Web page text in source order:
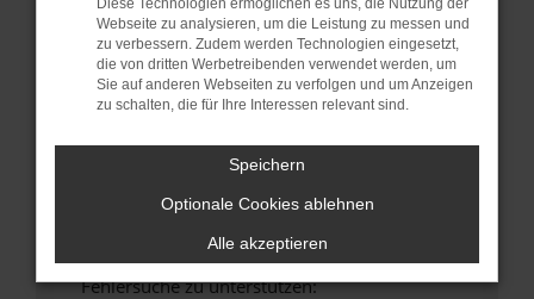
sind.
Veraltete Software birgt nicht nur ein
Sicherheitsrisiko, sondern kann auch dazu
führen, dass bestimmte Funktionen nicht mehr
unterstützt werden.
Wende dich an den Webseitenbetreiber.
Wenn du alle oben genannten Schritte versucht
hast, kontaktiere uns bitte. Wir werden
versuchen, das Problem zu beheben. Du kannst
uns diesen Text schicken, um uns bei der
Fehlersuche zu unterstützen:
Diese Technologien ermöglichen es uns, die Nutzung der
Webseite zu analysieren, um die Leistung zu messen und
zu verbessern. Zudem werden Technologien eingesetzt,
die von dritten Werbetreibenden verwendet werden, um
Sie auf anderen Webseiten zu verfolgen und um Anzeigen
zu schalten, die für Ihre Interessen relevant sind.
Speichern
Optionale Cookies ablehnen
Alle akzeptieren